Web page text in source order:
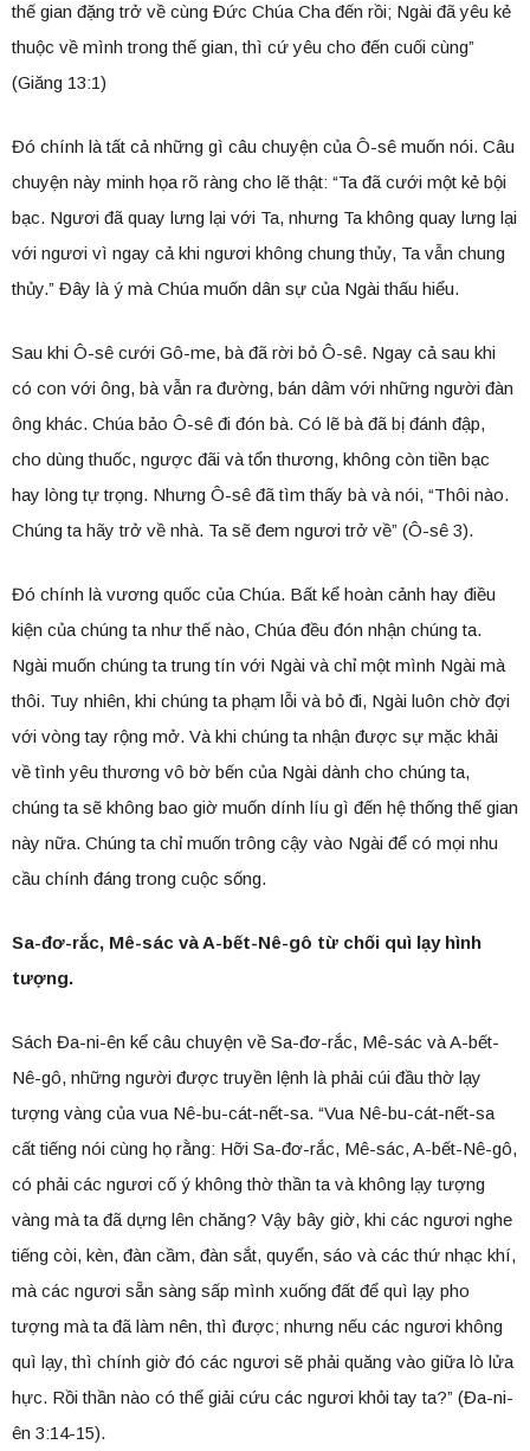
thế gian đặng trở về cùng Đức Chúa Cha đến rồi; Ngài đã yêu kẻ
thuộc về mình trong thế gian, thì cứ yêu cho đến cuối cùng”
(Giăng 13:1)
Đó chính là tất cả những gì câu chuyện của Ô-sê muốn nói. Câu
chuyện này minh họa rõ ràng cho lẽ thật: “Ta đã cưới một kẻ bội
bạc. Ngươi đã quay lưng lại với Ta, nhưng Ta không quay lưng lại
với ngươi vì ngay cả khi ngươi không chung thủy, Ta vẫn chung
thủy.” Đây là ý mà Chúa muốn dân sự của Ngài thấu hiểu.
Sau khi Ô-sê cưới Gô-me, bà đã rời bỏ Ô-sê. Ngay cả sau khi
có con với ông, bà vẫn ra đường, bán dâm với những người đàn
ông khác. Chúa bảo Ô-sê đi đón bà. Có lẽ bà đã bị đánh đập,
cho dùng thuốc, ngược đãi và tổn thương, không còn tiền bạc
hay lòng tự trọng. Nhưng Ô-sê đã tìm thấy bà và nói, “Thôi nào.
Chúng ta hãy trở về nhà. Ta sẽ đem ngươi trở về” (Ô-sê 3).
Đó chính là vương quốc của Chúa. Bất kể hoàn cảnh hay điều
kiện của chúng ta như thế nào, Chúa đều đón nhận chúng ta.
Ngài muốn chúng ta trung tín với Ngài và chỉ một mình Ngài mà
thôi. Tuy nhiên, khi chúng ta phạm lỗi và bỏ đi, Ngài luôn chờ đợi
với vòng tay rộng mở. Và khi chúng ta nhận được sự mặc khải
về tình yêu thương vô bờ bến của Ngài dành cho chúng ta,
chúng ta sẽ không bao giờ muốn dính líu gì đến hệ thống thế gian
này nữa. Chúng ta chỉ muốn trông cậy vào Ngài để có mọi nhu
cầu chính đáng trong cuộc sống.
Sa-đơ-rắc, Mê-sác và A-bết-Nê-gô từ chối quì lạy hình
tượng.
Sách Đa-ni-ên kể câu chuyện về Sa-đơ-rắc, Mê-sác và A-bết-
Nê-gô, những người được truyền lệnh là phải cúi đầu thờ lạy
tượng vàng của vua Nê-bu-cát-nết-sa. “Vua Nê-bu-cát-nết-sa
cất tiếng nói cùng họ rằng: Hỡi Sa-đơ-rắc, Mê-sác, A-bết-Nê-gô,
có phải các ngươi cố ý không thờ thần ta và không lạy tượng
vàng mà ta đã dựng lên chăng? Vậy bây giờ, khi các ngươi nghe
tiếng còi, kèn, đàn cầm, đàn sắt, quyển, sáo và các thứ nhạc khí,
mà các ngươi sẵn sàng sấp mình xuống đất để quì lạy pho
tượng mà ta đã làm nên, thì được; nhưng nếu các ngươi không
quì lạy, thì chính giờ đó các ngươi sẽ phải quăng vào giữa lò lửa
hực. Rồi thần nào có thể giải cứu các ngươi khỏi tay ta?” (Đa-ni-
ên 3:14-15).